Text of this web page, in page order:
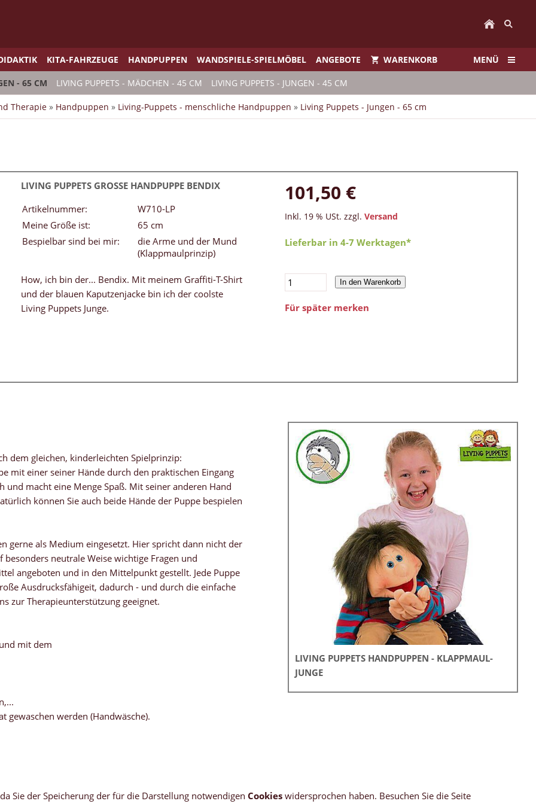
KITA-FAHRZEUGE HANDPUPPEN WANDSPIELE-SPIELMÖBEL ANGEBOTE WARENKORB MENÜ
- 65 CM LIVING PUPPETS - MÄDCHEN - 45 CM LIVING PUPPETS - JUNGEN - 45 CM
Therapie » Handpuppen » Living-Puppets - menschliche Handpuppen » Living Puppets - Jungen - 65 cm
LIVING PUPPETS GROSSE HANDPUPPE BENDIX
Artikelnummer:
W710-LP
Meine Größe ist:
65 cm
Bespielbar sind bei mir:
die Arme und der Mund
(Klappmaulprinzip)
How, ich bin der... Bendix. Mit meinem Graffiti-T-Shirt
und der blauen Kaputzenjacke bin ich der coolste
Living Puppets Junge.
101,50 €
Inkl. 19 % USt. zzgl. Versand
Lieferbar in 4-7 Werktagen*
In den Warenkorb
Für später merken
LIVING PUPPETS HANDPUPPEN - KLAPPMAUL-
JUNGE
dem gleichen, kinderleichten Spielprinzip:
mit einer seiner Hände durch den praktischen Eingang
macht eine Menge Spaß. Mit seiner anderen Hand
können Sie auch beide Hände der Puppe bespielen
gerne als Medium eingesetzt. Hier spricht dann nicht der
neutrale Weise wichtige Fragen und
angeboten und in den Mittelpunkt gestellt. Jede Puppe
Ausdrucksfähigeit, dadurch - und durch die einfache
zur Therapieunterstützung geeignet.
mit dem
gewaschen werden (Handwäsche).
Sie der Speicherung der für die Darstellung notwendigen Cookies widersprochen haben. Besuchen Sie die Seite